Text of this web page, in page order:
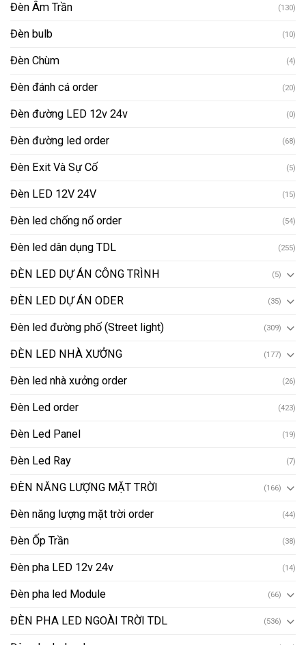
Đèn Âm Trần (130)
Đèn bulb (10)
Đèn Chùm (4)
Đèn đánh cá order (20)
Đèn đường LED 12v 24v (0)
Đèn đường led order (68)
Đèn Exit Và Sự Cố (5)
Đèn LED 12V 24V (15)
Đèn led chống nổ order (54)
Đèn led dân dụng TDL (255)
ĐÈN LED DỰ ÁN CÔNG TRÌNH (5)
ĐÈN LED DỰ ÁN ODER (35)
Đèn led đường phố (Street light) (309)
ĐÈN LED NHÀ XƯỞNG (177)
Đèn led nhà xưởng order (26)
Đèn Led order (423)
Đèn Led Panel (19)
Đèn Led Ray (7)
ĐÈN NĂNG LƯỢNG MẶT TRỜI (166)
Đèn năng lượng mặt trời order (44)
Đèn Ốp Trần (38)
Đèn pha LED 12v 24v (14)
Đèn pha led Module (66)
ĐÈN PHA LED NGOÀI TRỜI TDL (536)